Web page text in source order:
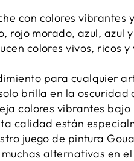
con colores vibrantes
rojo morado, azul, azul
colores vivos, ricos
para cualquier
brilla en la oscuridad
colores vibrantes bajo
calidad están
juego de pintura
alternativas en